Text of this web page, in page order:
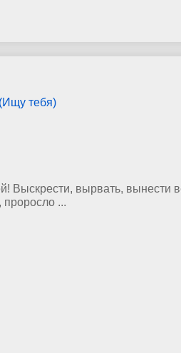
тебя)
Выскрести, вырвать, вынести
...